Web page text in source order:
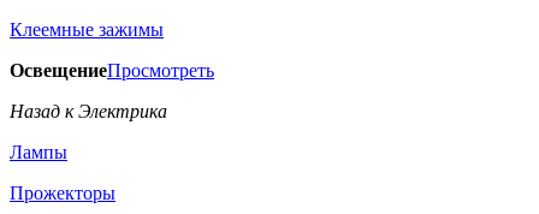
Клеемные зажимы
ОсвещениеПросмотреть
Назад к Электрика
Лампы
Прожекторы